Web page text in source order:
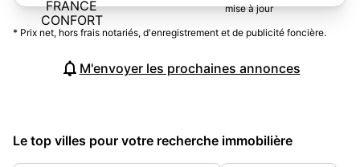
CONFORT
* Prix net, hors frais notariés, d'enregistrement et de publicité foncière.
M'envoyer les prochaines annonces
Le top villes pour votre recherche immobilière